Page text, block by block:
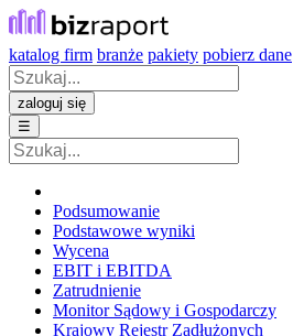
katalog firm branże pakiety pobierz dane
zaloguj się
☰
Podsumowanie
Podstawowe wyniki
Wycena
EBIT i EBITDA
Zatrudnienie
Monitor Sądowy i Gospodarczy
Krajowy Rejestr Zadłużonych